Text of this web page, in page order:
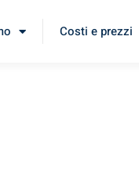
Costi e prezzi